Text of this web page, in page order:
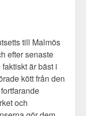
till Malmös
efter senaste
är bäst i
kött från den
och